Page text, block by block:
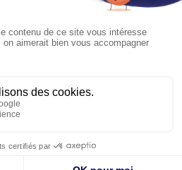
pastorale du pape Léon
Assise à suivre sur KTO le
6 août
en Uruguay, Argentine et
du 6 au 17 novembre 2026